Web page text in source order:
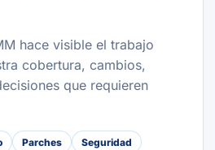
hace visible el trabajo
cobertura, cambios,
que requieren
Parches
Seguridad